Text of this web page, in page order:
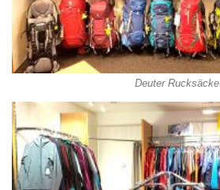
Deuter Rucksäcke